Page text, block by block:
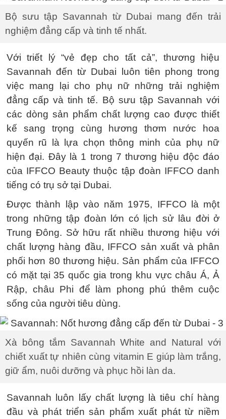
Bộ sưu tập Savannah từ Dubai mang đến trải
nghiệm đẳng cấp và tinh tế nhất.
Với triết lý “vẻ đẹp cho tất cả”, thương hiệu
Savannah đến từ Dubai luôn tiên phong trong
việc mang lại cho phụ nữ những trải nghiệm
đẳng cấp và tinh tế. Bộ sưu tập Savannah với
các dòng sản phẩm chất lượng cao được thiết
kế sang trọng cùng hương thơm nước hoa
quyến rũ là lựa chọn thông minh của phụ nữ
hiện đại. Đây là 1 trong 7 thương hiệu độc đáo
của IFFCO Beauty thuộc tập đoàn IFFCO danh
tiếng có trụ sở tại Dubai.
Được thành lập vào năm 1975, IFFCO là một
trong những tập đoàn lớn có lịch sử lâu đời ở
Trung Đông. Sở hữu rất nhiều thương hiệu với
chất lượng hàng đầu, IFFCO sản xuất và phân
phối hơn 80 thương hiệu. Sản phẩm của IFFCO
có mặt tại 35 quốc gia trong khu vực châu Á, Ả
Rập, châu Phi để làm phong phú thêm cuộc
sống của người tiêu dùng.
Xà bông tắm Savannah White and Natural với
chiết xuất tự nhiên cùng vitamin E giúp làm trắng,
giữ ẩm, nuôi dưỡng và phục hồi làn da.
Savannah luôn lấy chất lượng là tiêu chí hàng
đầu và phát triển sản phẩm xuất phát từ niềm